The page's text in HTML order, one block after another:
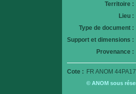
Territoire :
Lieu :
Type de document :
Support et dimensions :
Provenance :
Cote : FR ANOM
© ANOM sous